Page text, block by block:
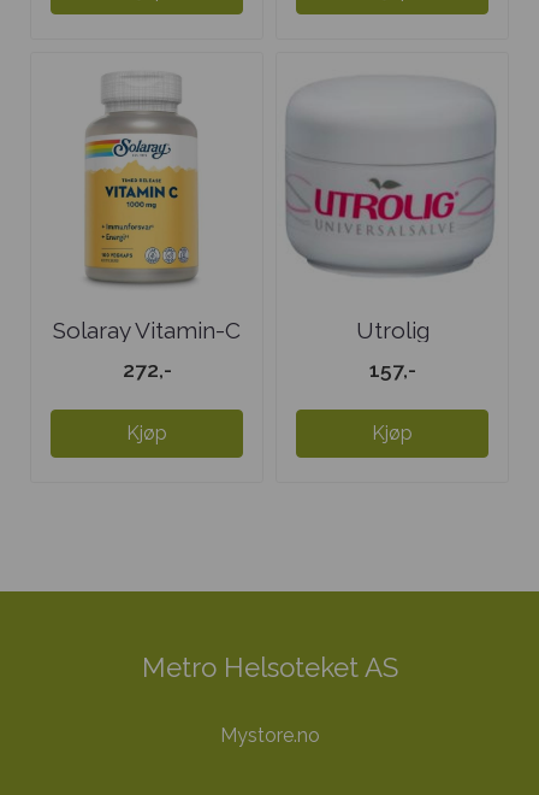
Solaray Vitamin-C
1000 mg
272,-
Kjøp
Utrolig
Universalsalve 15
157,-
Kjøp
Metro Helsoteket AS
Mystore.no